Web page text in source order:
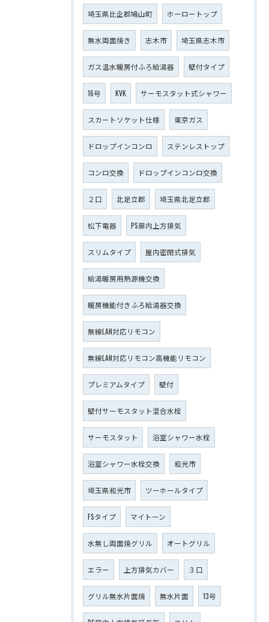
埼玉県比企郡鳩山町 ホーロートップ
無水両面焼き 志木市 埼玉県志木市
ガス温水暖房付ふろ給湯器 壁付タイプ
16号 KVK サーモスタット式シャワー
スカートソケット仕様 東京ガス
ドロップインコンロ ステンレストップ
コンロ交換 ドロップインコンロ交換
２口 北足立郡 埼玉県北足立郡
松下電器 PS扉内上方排気
スリムタイプ 屋内密閉式排気
給湯暖房用熱源機交換
暖房機能付きふろ給湯器交換
無線LAN対応リモコン
無線LAN対応リモコン高機能リモコン
プレミアムタイプ 壁付
壁付サーモスタット混合水栓
サーモスタット 浴室シャワー水栓
浴室シャワー水栓交換 和光市
埼玉県和光市 ツーホールタイプ
FSタイプ マイトーン
水無し両面焼グリル オートグリル
エラー 上方排気カバー ３口
グリル無水片面焼 無水片面 13号